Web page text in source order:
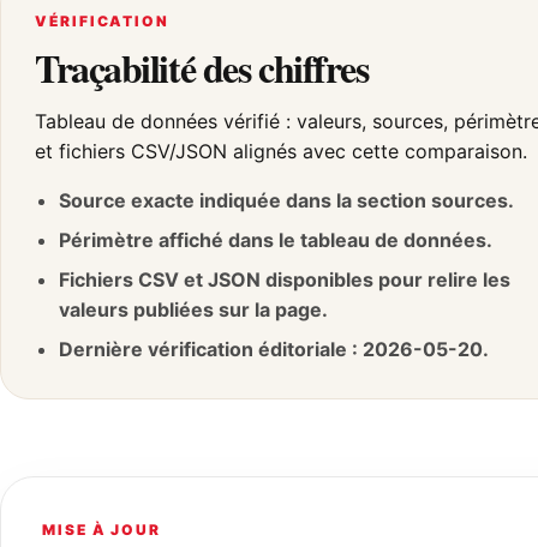
VÉRIFICATION
Traçabilité des chiffres
Tableau de données vérifié : valeurs, sources,
et fichiers CSV/JSON alignés avec cette comparaison.
Source exacte indiquée dans la section sources.
Périmètre affiché dans le tableau de données.
Fichiers CSV et JSON disponibles pour relire les
valeurs publiées sur la page.
Dernière vérification éditoriale : 2026-05-20.
MISE À JOUR